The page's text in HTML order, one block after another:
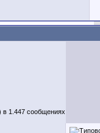
в 1.447 сообщениях